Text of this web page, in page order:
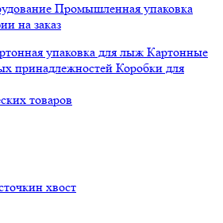
Промышленная упаковка
на заказ
упаковка для лыж Картонные
принадлежностей Коробки для
товаров
хвост